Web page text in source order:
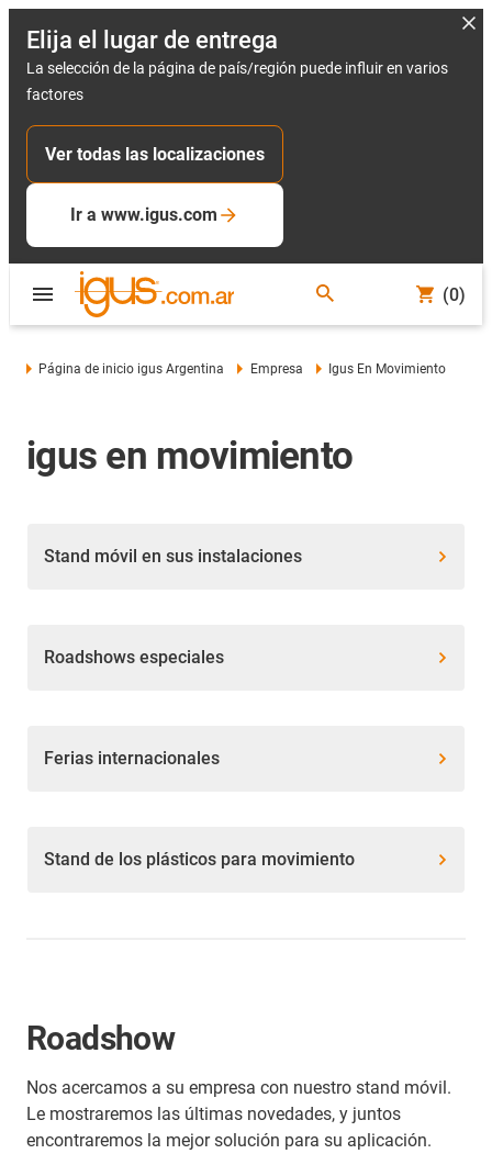
Elija el lugar de entrega
La selección de la página de país/región puede influir en varios
factores
Ver todas las localizaciones
Ir a www.igus.com
(0)
Página de inicio igus Argentina Empresa Igus En Movimiento
igus en movimiento
Stand móvil en sus instalaciones
Roadshows especiales
Ferias internacionales
Stand de los plásticos para movimiento
Roadshow
Nos acercamos a su empresa con nuestro stand móvil.
Le mostraremos las últimas novedades, y juntos
encontraremos la mejor solución para su aplicación.